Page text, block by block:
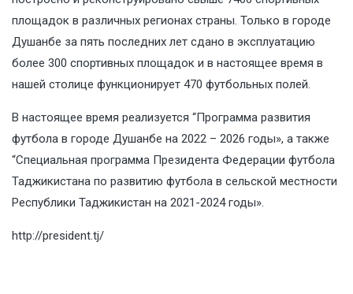
площадок в различных регионах страны. Только в городе
Душанбе за пять последних лет сдано в эксплуатацию
более 300 спортивных площадок и в настоящее время в
нашей столице функционирует 470 футбольных полей.
В настоящее время реализуется “Программа развития
футбола в городе Душанбе на 2022 – 2026 годы», а также
“Специальная программа Президента Федерации футбола
Таджикистана по развитию футбола в сельской местности
Республики Таджикистан на 2021-2024 годы».
http://president.tj/